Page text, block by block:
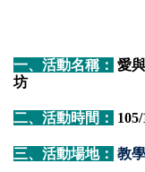
一、活動名稱： 愛
坊
二、活動時間：
三、活動場地： 教